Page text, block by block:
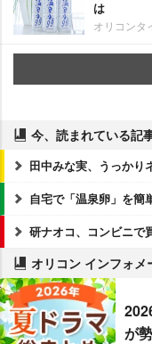
は
オリコンタ
今、読まれている記
田中みな実、うっかり
自宅で「温泉卵」を簡
研ナオコ、コンビニで
オリコン インフォメ
が